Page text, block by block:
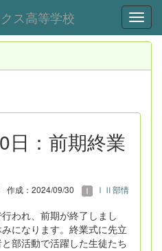
ス高等学校
日：前期終業
作成：2024/09/30
ⅠⅡ部情
われ、前期が終了しまし
になります。終業式に先立
部活動で活躍した生徒たち